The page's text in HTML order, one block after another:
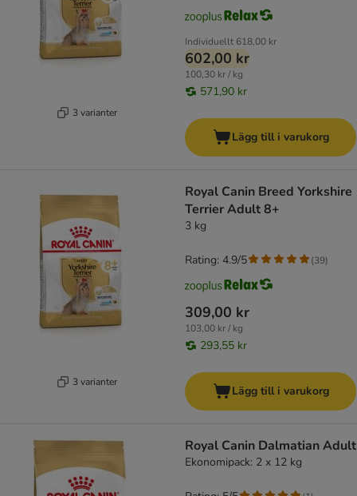
3 varianter
Individuellt 618,00 kr
602,00 kr
100,30 kr / kg
571,90 kr
Lägg till i varukorg
3 varianter
Royal Canin Breed Yorkshire
Terrier Adult 8+
3 kg
309,00 kr
103,00 kr / kg
293,55 kr
Rating: 4.9/5 (39)
Lägg till i varukorg
Royal Canin Dalmatian Adult
Ekonomipack: 2 x 12 kg